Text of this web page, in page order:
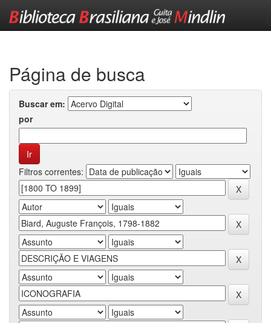
Página de busca
Buscar em:
por
Filtros correntes: